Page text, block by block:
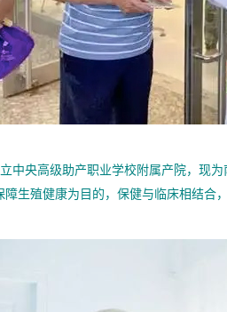
中央高级助产职业学校附属产院，现
生殖健康为目的，保健与临床相结